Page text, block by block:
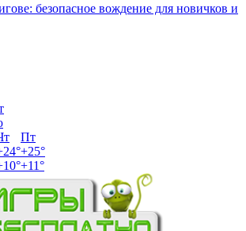
безопасное вождение для новичков и
Пт
24°+25°
10°+11°